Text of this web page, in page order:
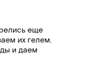
еще
их гелем.
и даем